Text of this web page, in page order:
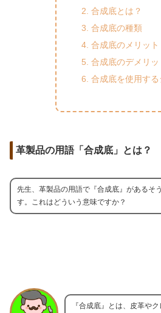
合成底とは？
合成底の種類
合成底のメリット
合成底のデメリッ
合成底を使用する
革製品の用語「合成底」とは？
先生、革製品の用語で『合成底』があるそ
す。これはどういう意味ですか？
『合成底』とは、皮革や